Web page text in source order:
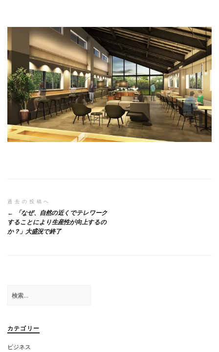
投
稿
ナ
ー
シ
ン
過去の投稿へ
「なぜ、自然の近くでテレワーク
することにより生産性が向上するの
か？」大盛況で終了
索:
カテゴリー
ビジネス